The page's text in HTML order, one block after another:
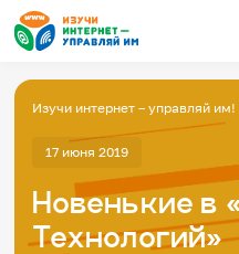
Медиацентр
О проекте
Новости
Фотогалерея
Изучи интернет – управляй им!
17 июня 2019
Новенькие в
Технологий»